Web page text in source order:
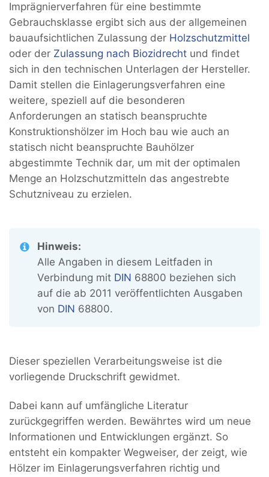
Imprägnierverfahren für eine bestimmte
Gebrauchsklasse ergibt sich aus der allgemeinen
bauaufsichtlichen Zulassung der Holzschutzmittel
oder der Zulassung nach Biozidrecht und ﬁndet
sich in den technischen Unterlagen der Hersteller.
Damit stellen die Einlagerungsverfahren eine
weitere, speziell auf die besonderen
Anforderungen an statisch beanspruchte
Konstruktionshölzer im Hoch bau wie auch an
statisch nicht beanspruchte Bauhölzer
abgestimmte Technik dar, um mit der optimalen
Menge an Holzschutzmitteln das angestrebte
Schutzniveau zu erzielen.
Hinweis:
Alle Angaben in diesem Leitfaden in
Verbindung mit DIN 68800 beziehen sich
auf die ab 2011 veröffentlichten Ausgaben
von DIN 68800.
Dieser speziellen Verarbeitungsweise ist die
vorliegende Druckschrift gewidmet.
Dabei kann auf umfängliche Literatur
zurückgegriffen werden. Bewährtes wird um neue
Informationen und Entwicklungen ergänzt. So
entsteht ein kompakter Wegweiser, der zeigt, wie
Hölzer im Einlagerungsverfahren richtig und